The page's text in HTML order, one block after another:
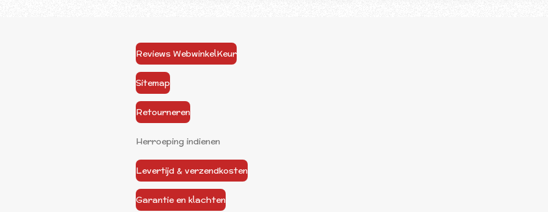
Reviews WebwinkelKeur
Sitemap
Retourneren
Herroeping indienen
Levertijd & verzendkosten
Garantie en klachten